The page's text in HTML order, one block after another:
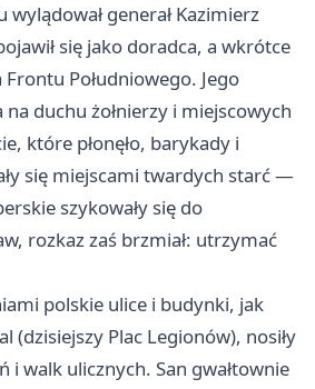
generał Kazimierz
się jako doradca, a wkrótce
Południowego. Jego
na duchu żołnierzy i miejscowych
które płonęło, barykady i
się miejscami twardych starć —
szykowały się do
rozkaz zaś brzmiał: utrzymać
polskie ulice i budynki, jak
(dzisiejszy Plac Legionów), nosiły
i walk ulicznych. San gwałtownie